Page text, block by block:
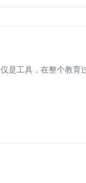
是工具，在整个教育